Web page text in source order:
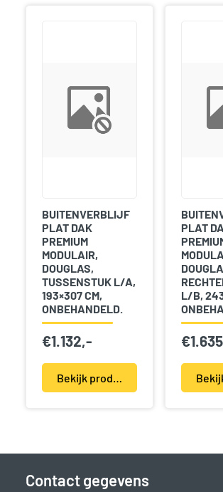
BUITENVERBLIJF
PLAT DAK
PREMIUM
MODULAIR,
DOUGLAS,
TUSSENSTUK L/A,
193×307 CM,
ONBEHANDELD.
€1.132,-
Bekijk product(en)
PLAT
L/B,
€
Contact gegevens